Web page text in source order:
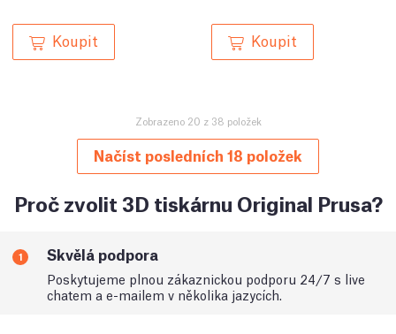
Koupit Koupit
Zobrazeno 20 z 38 položek
Načíst posledních 18 položek
Proč zvolit 3D tiskárnu Original Prusa?
1 Skvělá podpora
Poskytujeme plnou zákaznickou podporu 24/7 s live
chatem a e-mailem v několika jazycích.